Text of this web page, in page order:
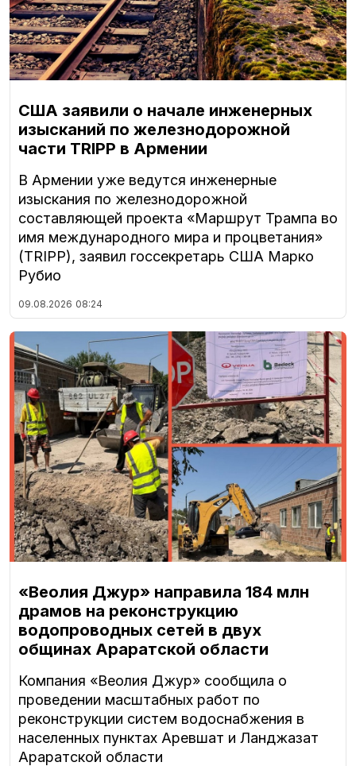
США заявили о начале инженерных
изысканий по железнодорожной
части TRIPP в Армении
В Армении уже ведутся инженерные
изыскания по железнодорожной
составляющей проекта «Маршрут Трампа во
имя международного мира и процветания»
(TRIPP), заявил госсекретарь США Марко
Рубио
09.08.2026 08:24
«Веолия Джур» направила 184 млн
драмов на реконструкцию
водопроводных сетей в двух
общинах Араратской области
Компания «Веолия Джур» сообщила о
проведении масштабных работ по
реконструкции систем водоснабжения в
населенных пунктах Аревшат и Ланджазат
Араратской области